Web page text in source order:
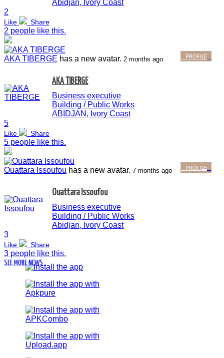
Respond
10 attendees-
Étudiante
Abidjan, Côte d'Ivoire
Beugré Ange Paola
Beugré Ange Paola
Étudiante
Abidjan, Côte d'Ivoire
Ngoran Ange Affoué Emeline
Étudiante
Abidjan, Côte d'Ivoire
Kouassi Inoino
Cadre d'entreprise
Last post byyaama
Abidjan, Ivory Coast
2
Like Share
2 people like this.
AKA TIBERGE has a new avatar. 2 months ago PROFILE
AKA TIBERGE
Business executive
Building / Public Works
ABIDJAN, Ivory Coast
5
Like Share
5 people like this.
Ouattara Issoufou has a new avatar. 7 months ago PROFILE
Ouattara Issoufou
Business executive
Building / Public Works
Abidjan, Ivory Coast
3
Like Share
3 people like this.
SEE MORE NEWS